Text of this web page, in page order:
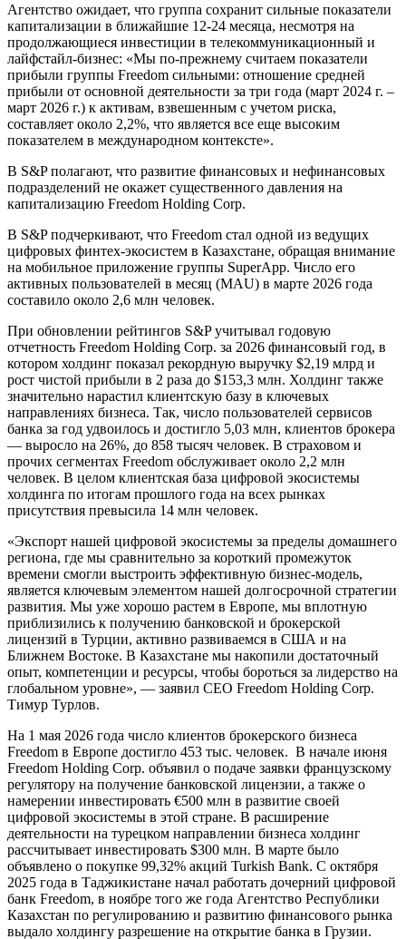
Агентство ожидает, что группа сохранит сильные показатели
капитализации в ближайшие 12-24 месяца, несмотря на
продолжающиеся инвестиции в телекоммуникационный и
лайфстайл-бизнес: «Мы по-прежнему считаем показатели
прибыли группы Freedom сильными: отношение средней
прибыли от основной деятельности за три года (март 2024 г. –
март 2026 г.) к активам, взвешенным с учетом риска,
составляет около 2,2%, что является все еще высоким
показателем в международном контексте».
В S&P полагают, что развитие финансовых и нефинансовых
подразделений не окажет существенного давления на
капитализацию Freedom Holding Corp.
В S&P подчеркивают, что Freedom стал одной из ведущих
цифровых финтех-экосистем в Казахстане, обращая внимание
на мобильное приложение группы SuperApp. Число его
активных пользователей в месяц (MAU) в марте 2026 года
составило около 2,6 млн человек.
При обновлении рейтингов S&P учитывал годовую
отчетность Freedom Holding Corp. за 2026 финансовый год, в
котором холдинг показал рекордную выручку $2,19 млрд и
рост чистой прибыли в 2 раза до $153,3 млн. Холдинг также
значительно нарастил клиентскую базу в ключевых
направлениях бизнеса. Так, число пользователей сервисов
банка за год удвоилось и достигло 5,03 млн, клиентов брокера
— выросло на 26%, до 858 тысяч человек. В страховом и
прочих сегментах Freedom обслуживает около 2,2 млн
человек. В целом клиентская база цифровой экосистемы
холдинга по итогам прошлого года на всех рынках
присутствия превысила 14 млн человек.
«Экспорт нашей цифровой экосистемы за пределы домашнего
региона, где мы сравнительно за короткий промежуток
времени смогли выстроить эффективную бизнес-модель,
является ключевым элементом нашей долгосрочной стратегии
развития. Мы уже хорошо растем в Европе, мы вплотную
приблизились к получению банковской и брокерской
лицензий в Турции, активно развиваемся в США и на
Ближнем Востоке. В Казахстане мы накопили достаточный
опыт, компетенции и ресурсы, чтобы бороться за лидерство на
глобальном уровне», — заявил СЕО Freedom Holding Corp.
Тимур Турлов.
На 1 мая 2026 года число клиентов брокерского бизнеса
Freedom в Европе достигло 453 тыс. человек. В начале июня
Freedom Holding Corp. объявил о подаче заявки французскому
регулятору на получение банковской лицензии, а также о
намерении инвестировать €500 млн в развитие своей
цифровой экосистемы в этой стране. В расширение
деятельности на турецком направлении бизнеса холдинг
рассчитывает инвестировать $300 млн. В марте было
объявлено о покупке 99,32% акций Turkish Bank. С октября
2025 года в Таджикистане начал работать дочерний цифровой
банк Freedom, в ноябре того же года Агентство Республики
Казахстан по регулированию и развитию финансового рынка
выдало холдингу разрешение на открытие банка в Грузии.